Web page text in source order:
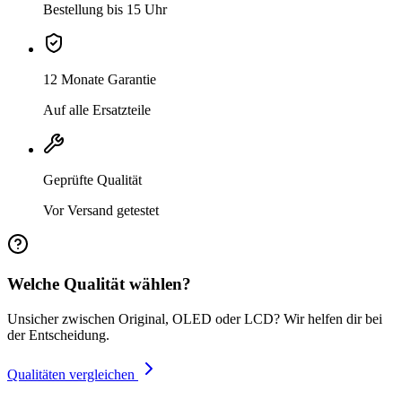
Bestellung bis 15 Uhr
12 Monate Garantie
Auf alle Ersatzteile
Geprüfte Qualität
Vor Versand getestet
Welche Qualität wählen?
Unsicher zwischen Original, OLED oder LCD? Wir helfen dir bei
der Entscheidung.
Qualitäten vergleichen